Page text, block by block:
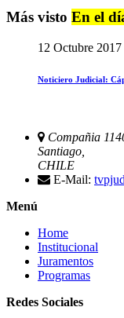
Más visto En el
12 Octubre 2017
Noticiero Judicial:
Compañia
Santiago,
CHILE
E-Mail:
Menú
Home
Institucional
Juramentos
Programas
Redes Sociales